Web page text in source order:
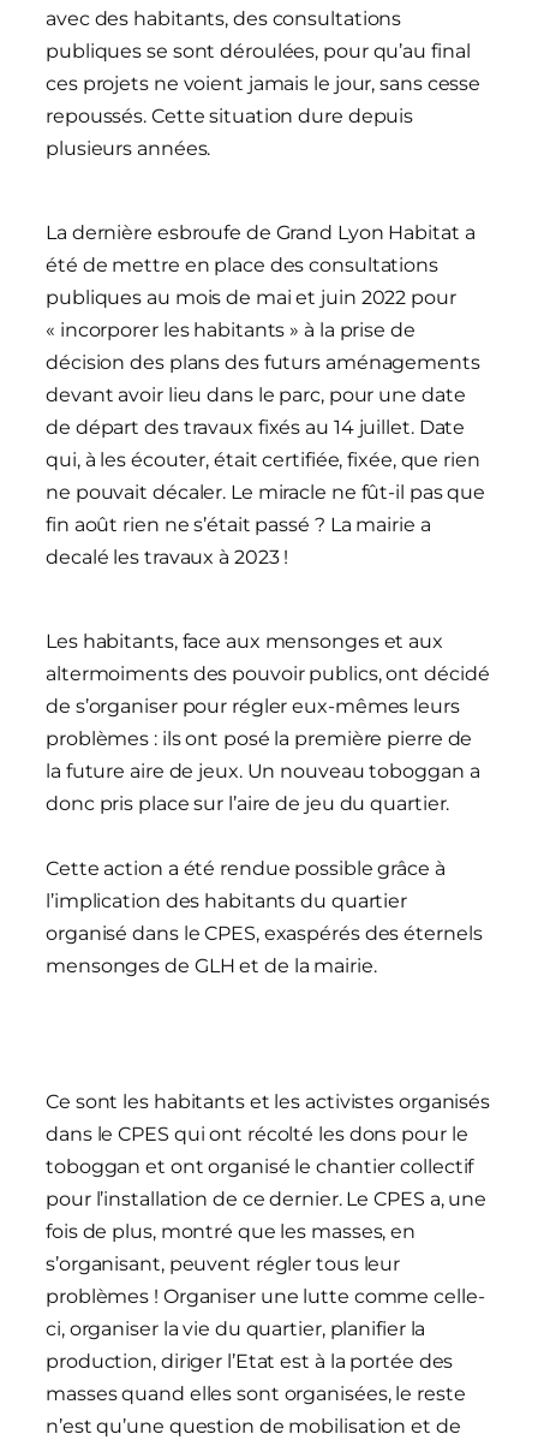
avec des habitants, des consultations
publiques se sont déroulées, pour qu’au final
ces projets ne voient jamais le jour, sans cesse
repoussés. Cette situation dure depuis
plusieurs années.
La dernière esbroufe de Grand Lyon Habitat a
été de mettre en place des consultations
publiques au mois de mai et juin 2022 pour
« incorporer les habitants » à la prise de
décision des plans des futurs aménagements
devant avoir lieu dans le parc, pour une date
de départ des travaux fixés au 14 juillet. Date
qui, à les écouter, était certifiée, fixée, que rien
ne pouvait décaler. Le miracle ne fût-il pas que
fin août rien ne s’était passé ? La mairie a
decalé les travaux à 2023 !
Les habitants, face aux mensonges et aux
altermoiments des pouvoir publics, ont décidé
de s’organiser pour régler eux-mêmes leurs
problèmes : ils ont posé la première pierre de
la future aire de jeux. Un nouveau toboggan a
donc pris place sur l’aire de jeu du quartier.
Cette action a été rendue possible grâce à
l’implication des habitants du quartier
organisé dans le CPES, exaspérés des éternels
mensonges de GLH et de la mairie.
Ce sont les habitants et les activistes organisés
dans le CPES qui ont récolté les dons pour le
toboggan et ont organisé le chantier collectif
pour l’installation de ce dernier. Le CPES a, une
fois de plus, montré que les masses, en
s’organisant, peuvent régler tous leur
problèmes ! Organiser une lutte comme celle-
ci, organiser la vie du quartier, planifier la
production, diriger l’Etat est à la portée des
masses quand elles sont organisées, le reste
n’est qu’une question de mobilisation et de